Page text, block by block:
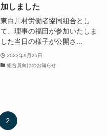
加しました
東白川村労働者協同組合とし
て、理事の福田が参加いたしま
した当日の様子が公開さ...
2023年9月25日
組合員向けのお知らせ
2